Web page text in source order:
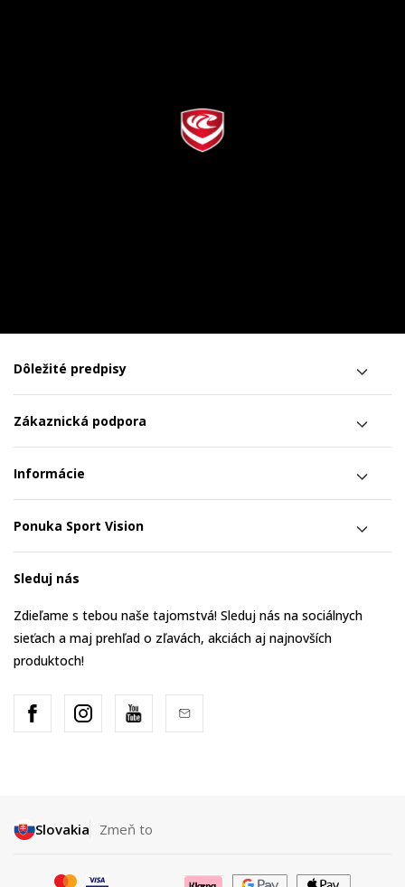
Dôležité predpisy
Zákaznická podpora
Informácie
Ponuka Sport Vision
Sleduj nás
Zdieľame s tebou naše tajomstvá! Sleduj nás na sociálnych
sieťach a maj prehľad o zľavách, akciách aj najnovších
produktoch!
Slovakia Zmeň to